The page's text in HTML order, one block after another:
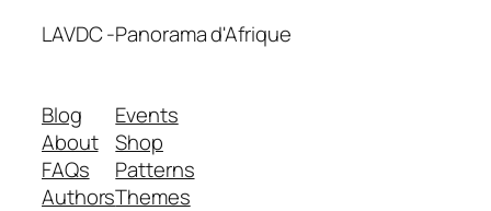
LAVDC -Panorama d'Afrique
Blog
About
FAQs
Authors
Events
Shop
Patterns
Themes